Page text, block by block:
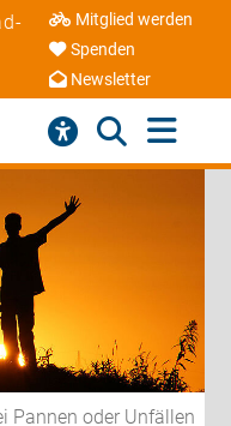
Mitglied werden
Spenden
Newsletter
Pannen oder Unfällen